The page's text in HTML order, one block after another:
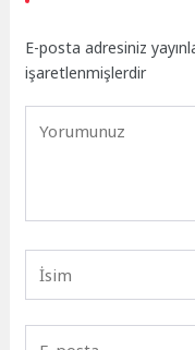
E-posta adresiniz
işaretlenmişlerdir